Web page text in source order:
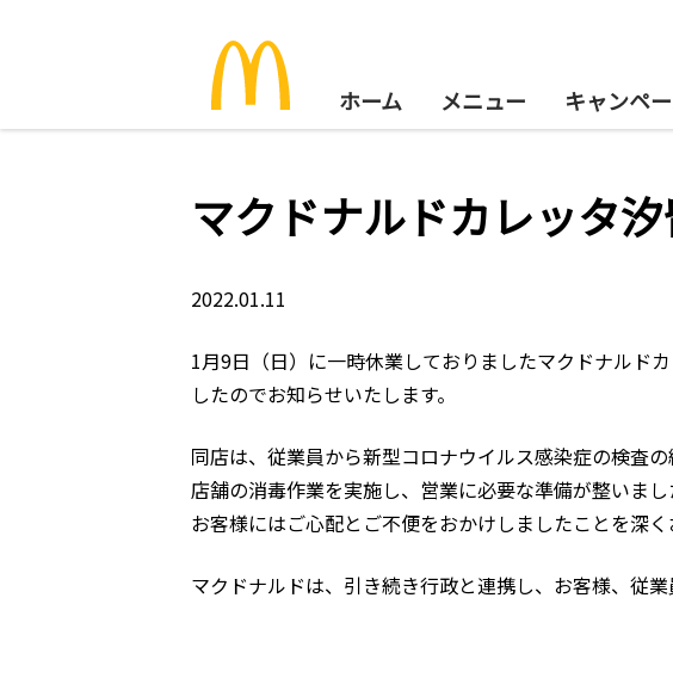
ホーム メニュー キャンペ
マクドナルドカレッタ
2022.01.11
1月9日（日）に一時休業しておりましたマクドナルド
したのでお知らせいたします。
同店は、従業員から新型コロナウイルス感染症の検査
店舗の消毒作業を実施し、営業に必要な準備が整いま
お客様にはご心配とご不便をおかけしましたことを深く
マクドナルドは、引き続き行政と連携し、お客様、従